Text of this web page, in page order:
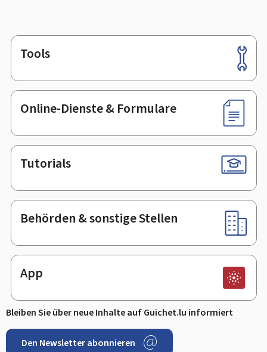
Footer
Tools
Online-Dienste & Formulare
Tutorials
Behörden & sonstige Stellen
App
Bleiben Sie über neue Inhalte auf Guichet.lu informiert
Den Newsletter abonnieren